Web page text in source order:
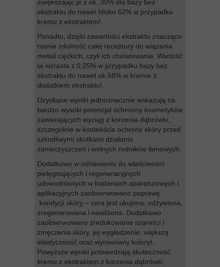
zwiększając je z ok. 30% dla bazy bez
ekstraktu do nawet blisko 62% w przypadku
kremu z ekstraktem!.
Ponadto, dzięki zawartości ekstraktu znacząco
rośnie zdolność całej receptury do wiązania
metali ciężkich, czyli ich chelatowania. Wartość
ta wzrasta z 0,25% w przypadku bazy bez
ekstraktu do nawet ok.58% w kremie z
dodatkiem ekstraktu!.
Uzyskane wyniki jednoznacznie wskazują na
bardzo wysoki potencjał ochronny kosmetyków
zawierających wyciąg z korzenia dąbrówki,
szczególnie w kontekście ochrony skóry przed
szkodliwymi skutkami działania
zanieczyszczeń i wolnych rodników tlenowych.
Dodatkowo w odniesieniu do właściwości
pielęgnujących i regeneracyjnych
udowodnionych w badaniach aparaturowych i
aplikacyjnych zaobserwowano poprawę
kondycji skóry – cera jest ukojona, odżywiona,
zregenerowana i nawilżona. Dodatkowo
zaobserwowano zredukowanie szarości i
zmęczenia skóry, jej wygładzenie, większą
elastyczność oraz wyrównany koloryt.
Powyższe wyniki potwierdzają skuteczność
kremu z ekstraktem z korzenia dąbrówki,